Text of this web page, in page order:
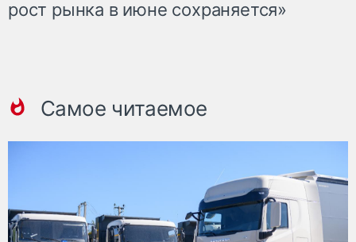
рост рынка в июне сохраняется»
Самое читаемое